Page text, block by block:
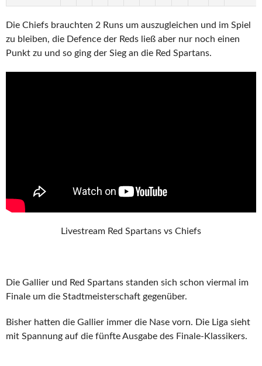
Die Chiefs brauchten 2 Runs um auszugleichen und im Spiel
zu bleiben, die Defence der Reds ließ aber nur noch einen
Punkt zu und so ging der Sieg an die Red Spartans.
Livestream Red Spartans vs Chiefs
Die Gallier und Red Spartans standen sich schon viermal im
Finale um die Stadtmeisterschaft gegenüber.
Bisher hatten die Gallier immer die Nase vorn. Die Liga sieht
mit Spannung auf die fünfte Ausgabe des Finale-Klassikers.